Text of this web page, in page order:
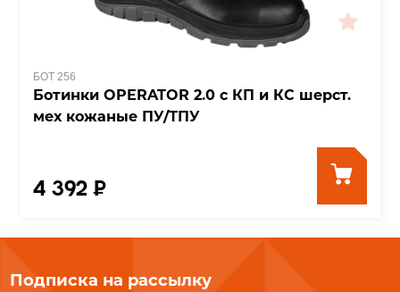
БОТ 256
Ботинки OPERATOR 2.0 с КП и КС шерст.
мех кожаные ПУ/ТПУ
4 392 ₽
Подписка на рассылку